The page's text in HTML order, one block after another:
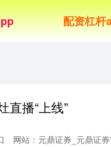
配资杠杆
直播“上线”
网站：元鼎证券_元鼎证